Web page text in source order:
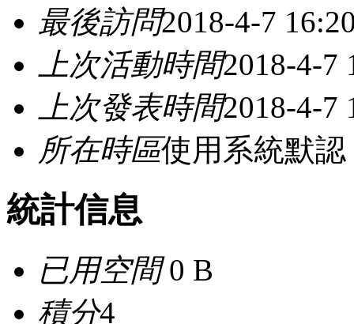
最後訪問2018-4-7
上次活動時間2018-4-7
上次發表時間2018-4-7
所在時區使用系統默認
統計信息
已用空間0 B
積分4